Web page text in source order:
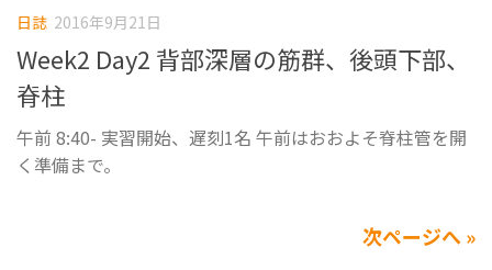
日誌 2016年9月21日
Week2 Day2 背部深層の筋群、後頭下部、
脊柱
午前 8:40- 実習開始、遅刻1名 午前はおおよそ脊柱管を開
く準備まで。
次ページへ »